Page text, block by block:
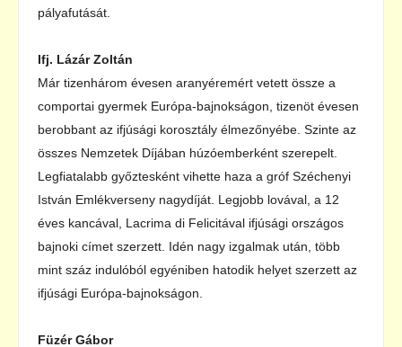
pályafutását.
Ifj. Lázár Zoltán
Már tizenhárom évesen aranyéremért vetett össze a
comportai gyermek Európa-bajnokságon, tizenöt évesen
berobbant az ifjúsági korosztály élmezőnyébe. Szinte az
összes Nemzetek Díjában húzóemberként szerepelt.
Legfiatalabb győztesként vihette haza a gróf Széchenyi
István Emlékverseny nagydíját. Legjobb lovával, a 12
éves kancával, Lacrima di Felicitával ifjúsági országos
bajnoki címet szerzett. Idén nagy izgalmak után, több
mint száz indulóból egyéniben hatodik helyet szerzett az
ifjúsági Európa-bajnokságon.
Füzér Gábor